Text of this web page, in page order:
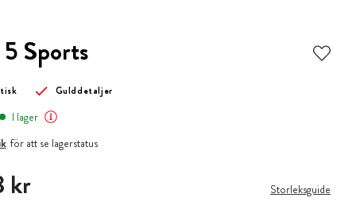
Sports
Gulddetaljer
I lager
för att se lagerstatus
krkr Storleksguide